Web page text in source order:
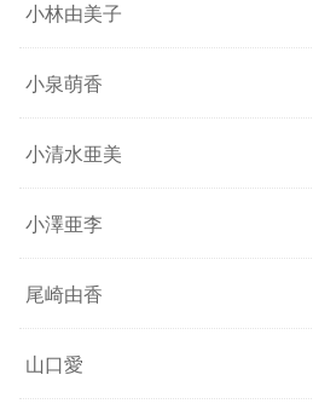
小林由美子
小泉萌香
小清水亜美
小澤亜李
尾崎由香
山口愛